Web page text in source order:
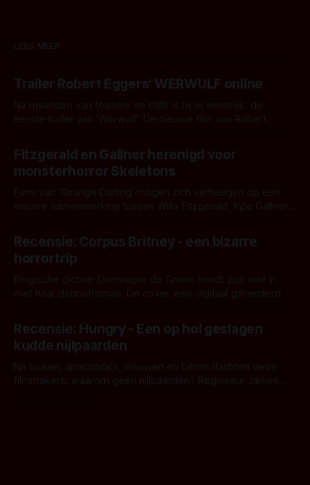
LEES MEER
Trailer Robert Eggers' WERWULF online
Na maanden van teasers en stills is hij er eindelijk: de
eerste trailer van 'Werwulf'. De nieuwe film van Robert
kille stijl vol folklore en mythe. Het topic deze keer is (kon
het het al raden?)... de weerwolf. Kijk je mee?
Fitzgerald en Gallner herenigd voor
monsterhorror Skeletons
Fans van 'Strange Darling' mogen zich verheugen op een
nieuwe samenwerking tussen Willa Fitzgerald, Kyle Gallner
'Skeletons', een nieuwe creature feature waarvoor de
opnames zijn gestart in Australië.
Recensie: Corpus Britney - een bizarre
horrortrip
Belgische dichter Dominique de Groen houdt zich niet in
met haar debuutroman. De cover, een digitaal gerenderd en
achtergrond, belooft iets kleurrijks maar onheilspellends,
iets ongrijpbaars. En dat maakt De Groen met ieder woord
waar.
Recensie: Hungry - Een op hol geslagen
kudde nijlpaarden
Na haaien, anaconda's, leeuwen en beren dachten deze
filmmakers: waarom geen nijlpaarden? Regisseur James